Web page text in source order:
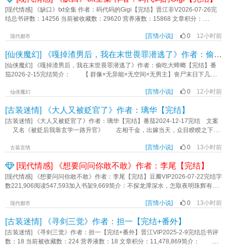
目组都在问： “舟舟，你到底喜欢谁？” 时舟：“你们不要过来啊，我只是
个炮灰路人！”《恋综路人？炮灰才是修罗场中心》作者：番茄小汉堡
感度可以兑换其他世界物品，比如——修仙世界的洗髓丹、凝脂丹；末日世界的
黄金玉石、神奇美容液；星际世界的吃不胖美食剂、基因美化针…… 唐蜜：
※※※※ 【求助：死宅·咸鱼·母胎solo并不想做任务，该如何攻略社恐的科学
木得感情的天才…… 某沙雕网友：把金手指上交，攻略So easy！[狗
头.jpg]】 PS：本文全文架空！！！虚构世界。世界地图只有四大洲，女主所
在的洲是蓝水洲！ 内容标签： 女配 系统 甜文 穿书 爽文 沙雕 主角视角唐
被迫穿到恐怖电影中》可宰 其它：预收《穿书后小人鱼把自己上交啦》求收
成为自强自立的新时代女性
────────────────────────────vip强推奖章唐蜜穿书后咸鱼了十
年，突然发现自己是没出场就狗带的炮灰，并被攻略系统绑定。为了咸鱼得久一
流、心有白月光的首富……唐蜜一边攻略目标一边帮他们改变陋习成长成更好的
自己，自己也顺便在攻略的路上收获了事业与爱情。本文设定新颖，剧情苏爽特
别，对帮助攻略目标改变缺点这一过程描写幽默有趣。是一本轻松诙谐的爽文小
说，值得一读。2026.08.05全本软校━━X；《咦！恋爱系统还能这么用吗》作
者：富十二
[现代情感] 《缺口》txt全集 作者：码代码的Gigi【完结】晋江非V2026-07-26完
结总书评数：14256 当前被收藏数：29620 营养液数：15868 文章积分：
容标签：主角视角陈昭江恒配角江亚洲一句话简介：爱立意：没有立意《缺口》
现代都市 [言情小说] 0 12小时前
[仙侠魔幻] 《嘎掉渣男后，我在末世畏罪潜逃了》作者：偷吃大蟑螂【完结】
[仙侠魔幻] 《嘎掉渣男后，我在末世畏罪潜逃了》作者：偷吃大蟑螂【完结】番
茄2026-2-15完结简介： 【 群像×无异能×无空间×无男主】丧尸末日下几个
还没拔出来。 血喷了她一身。 因此当她看见图书馆窗外奔跑的血尸时还
伏响起，她才看向角落里眼睛还没闭上的尸体。 迷茫地想：好像……不用坐
牢了？ 1.无任何异能金手指，主角都是普通人，会受伤会流血，介意慎
点 2.丧尸不普通，有一定存活难度 3.女性角色有好有坏，不管善恶都会端
仙侠魔幻 [言情小说] 0 12小时前
[古装迷情] 《大人又被贬官了》作者：璃华【完结】
[古装迷情] 《大人又被贬官了》作者：璃华【完结】番茄2024-12-17完结 文案
又名《被贬后我靠玄学一路升官》 左相千金，出嫁当天，众目睽睽之下，
安城最出名的贺大师被抓进了监牢。 贺境心:……可我根本不是真的玄学大
元及第的状元宋钺，大殿之上公然拒婚，成功把自己作进了大理寺，成了八品大
理寺丞。 上官看他眉目清秀，十分适合推出来当替罪羊。 于是相邻的两
间监牢里，从一个村出来的两个大冤种，决定联手搞事，黑锅太沉他们不背，掀
心陪着宋钺，一路被贬出长安城。 从洛阳，到青州，再到并州，之后是岭
板凳状元郎到一朝首辅 你是我肆意行走的后盾 我是你大杀四方的刀
阅读提醒： 1 本文女主推理，男主不会。 2男主才能非推理向，读书科举
学的不是推理断案，要看男主大杀四方，女主只是男主工具人的这本书不适合
古装言情 [言情小说] 0 13小时前
[现代情感] 《想要问问你敢不敢》作者：李尾【完结】
[现代情感] 《想要问问你敢不敢》作者：李尾【完结】豆瓣VIP2026-07-22完结字
数221,906阅读547,593加入书架9,669简介：不探龙潭深水，怎取夜明珠辉有过
都结了，离也离了，既体验了一把失败的婚姻生活，又收获了一个气人的女儿。
过自己的“鸡”。从求学时代孔多莉就安于自己是一只鸡的命运。她妈说她妹是鹤，
让她妹往鹤群中去，而她是鸡，老实待在鸡圈最安全，读个师范，考个教师，找
个相当的人嫁了，安稳度过一生是“鸡”的命运……也算应了上天有好生之德，孔多
现代都市 [言情小说] 0 13小时前
[古装迷情] 《寻剑三觉》作者：担一【完结+番外】
[古装迷情] 《寻剑三觉》作者：担一【完结+番外】晋江VIP2025-2-9完结总书评
数：18 当前被收藏数：224 营养液数：18 文章积分：11,478,869简介：